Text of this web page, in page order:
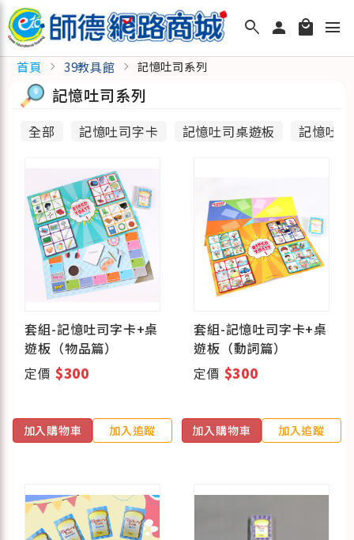
search person local_mall menu
首頁 chevron_right 39教具館 chevron_right 記憶吐司系列
記憶吐司系列
全部 記憶吐司字卡 記憶吐司桌遊板 記憶吐
套組-記憶吐司字卡+桌
遊板（物品篇）
定價 $300
加入購物車 加入追蹤
套組-記憶吐司字卡+桌
遊板（動詞篇）
定價 $300
加入購物車 加入追蹤